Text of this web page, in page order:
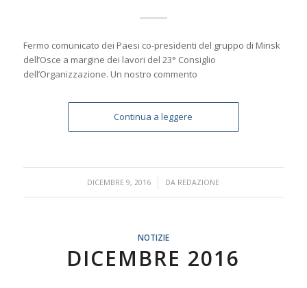
Fermo comunicato dei Paesi co-presidenti del gruppo di Minsk
dell’Osce a margine dei lavori del 23° Consiglio
dell’Organizzazione. Un nostro commento
Continua a leggere
DICEMBRE 9, 2016
/ DA REDAZIONE
NOTIZIE
DICEMBRE 2016